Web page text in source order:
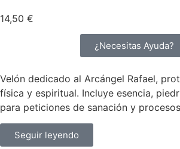
14,50 €
¿Necesitas Ayuda?
Velón dedicado al Arcángel Rafael,
física y espiritual. Incluye esencia,
para peticiones de sanación y
Seguir leyendo